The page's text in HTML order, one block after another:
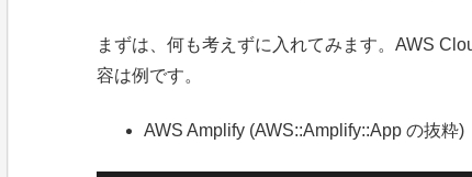
まずは、何も考えずに入れてみます。AWS
容は例です。
AWS Amplify (AWS::Amplify::App の抜粋)